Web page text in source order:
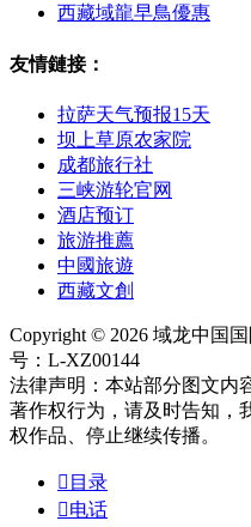
西藏域龍早鳥優惠
友情鏈接：
拉萨天气预报15天
坝上草原农家院
成都旅行社
三峡游轮官网
酒店预订
旅游推薦
中國旅遊
西藏文創
Copyright © 2026 域龙中国
号：L-XZ00144
法律声明：本站部分图文内
著作权行为，请及时告知，
权作品、停止继续传播。
 目录
电话